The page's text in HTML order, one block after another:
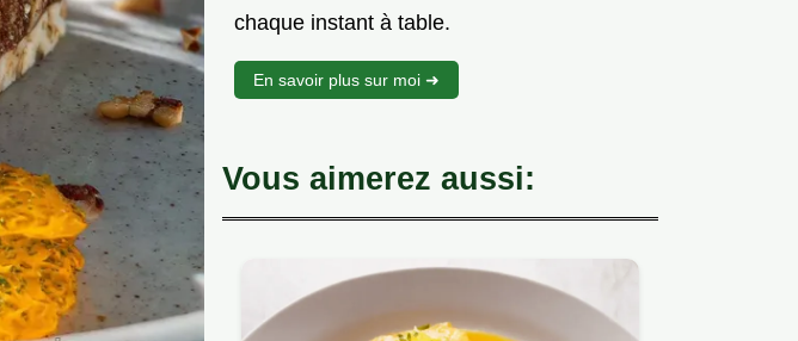
chaque instant à table.
En savoir plus sur moi ➜
Vous aimerez aussi: